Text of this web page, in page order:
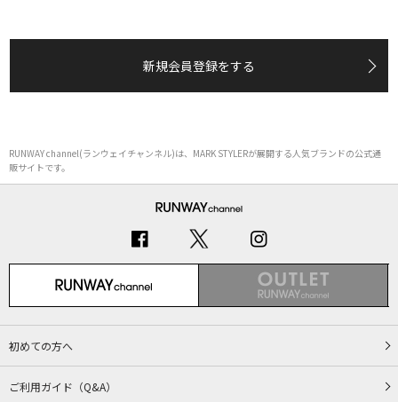
新規会員登録をする
RUNWAY channel(ランウェイチャンネル)は、MARK STYLERが展開する人気ブランドの公式通
販サイトです。
初めての方へ
ご利用ガイド（Q&A）